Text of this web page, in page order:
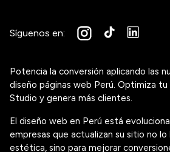
Síguenos en:
Potencia la conversión aplicando las
diseño páginas web Perú. Optimiza
Studio y genera más clientes.
El diseño web en Perú está
empresas que actualizan su sitio no lo
estética, sino para mejorar